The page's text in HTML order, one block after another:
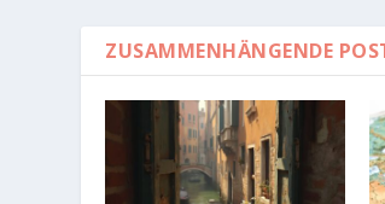
ZUSAMMENHÄNGENDE